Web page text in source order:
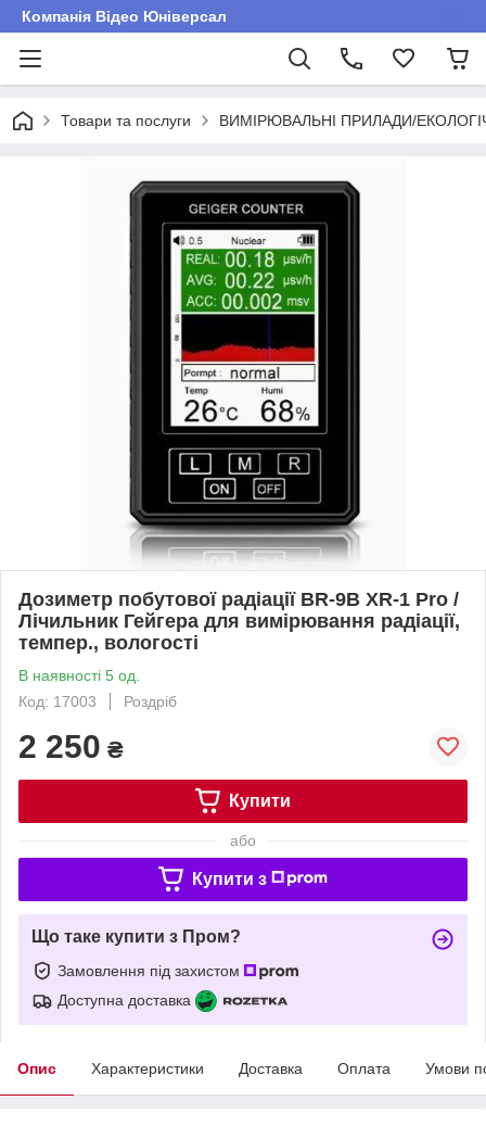
Компанія Відео Юніверсал
Товари та послуги ВИМІРЮВАЛЬНІ ПРИЛАДИ/
Дозиметр побутової радіації BR-9B XR-1 Pro /
Лічильник Гейгера для вимірювання радіації,
темпер., вологості
В наявності 5 од.
Код: 17003
Роздріб
2 250 ₴
Купити
або
Купити з
Що таке купити з Пром?
Замовлення під захистом
Доступна доставка
Опис Характеристики Доставка Оплата Умови